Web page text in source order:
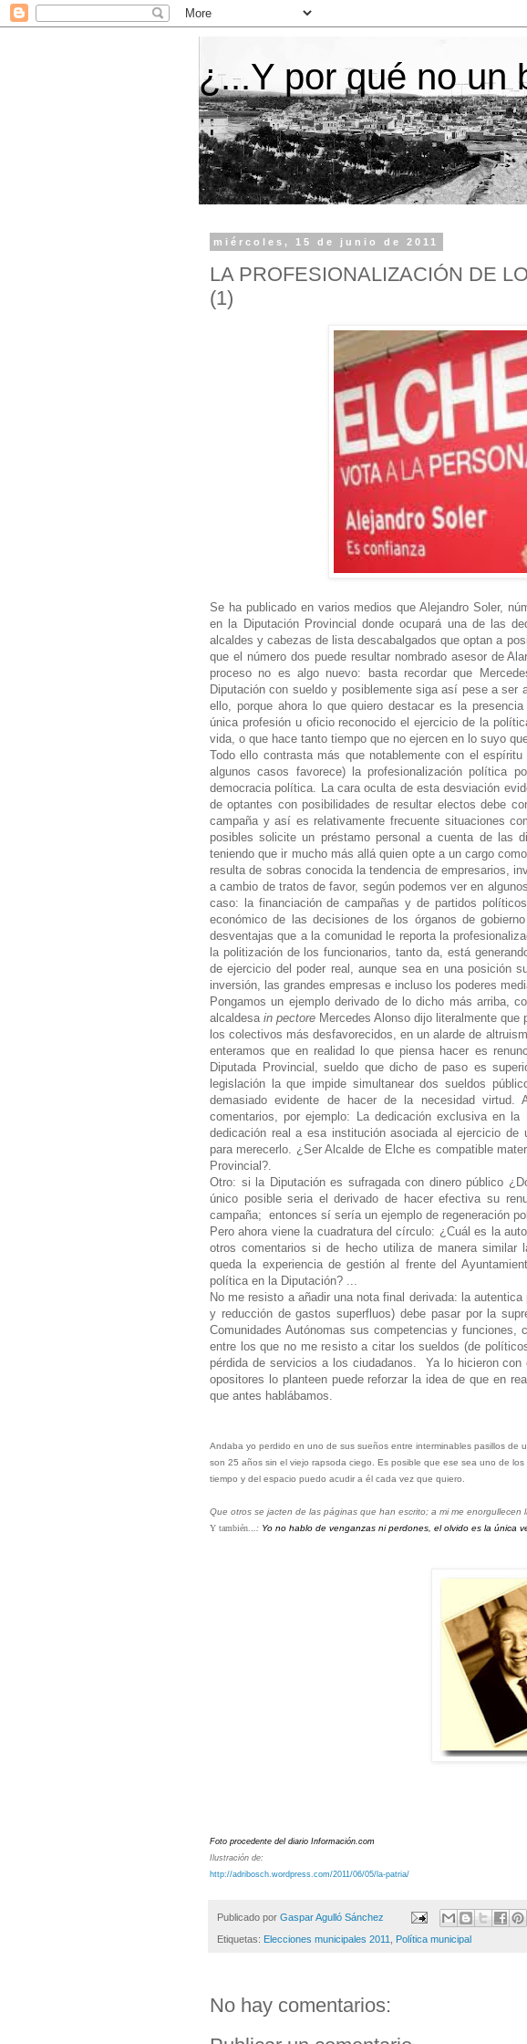
¿...Y por qué no un
miércoles, 15 de junio de 2011
LA PROFESIONALIZACIÓN DE
(1)
Se ha publicado en varios medios que Alejandro Soler,
en la Diputación Provincial donde ocupará una de las
alcaldes y cabezas de lista descabalgados que optan a
que el número dos puede resultar nombrado asesor de
proceso no es algo nuevo: basta recordar que
Diputación con sueldo y posiblemente siga así pese a
ello, porque ahora lo que quiero destacar es la
única profesión u oficio reconocido el ejercicio de la
vida, o que hace tanto tiempo que no ejercen en lo suyo
Todo ello contrasta más que notablemente con el
algunos casos favorece) la profesionalización política
democracia política. La cara oculta de esta desviación
de optantes con posibilidades de resultar electos debe
campaña y así es relativamente frecuente situaciones
posibles solicite un préstamo personal a cuenta de las
teniendo que ir mucho más allá quien opte a un cargo
resulta de sobras conocida la tendencia de empresarios,
a cambio de tratos de favor, según podemos ver en
caso: la financiación de campañas y de partidos
económico de las decisiones de los órganos de
desventajas que a la comunidad le reporta la
la politización de los funcionarios, tanto da, está
de ejercicio del poder real, aunque sea en una posición
inversión, las grandes empresas e incluso los poderes
Pongamos un ejemplo derivado de lo dicho más arriba,
alcaldesain pectore Mercedes Alonso dijo literalmente
los colectivos más desfavorecidos, en un alarde de
enteramos que en realidad lo que piensa hacer es
Diputada Provincial, sueldo que dicho de paso es
legislación la que impide simultanear dos sueldos
demasiado evidente de hacer de la necesidad virtud.
comentarios, por ejemplo: La dedicación exclusiva en
dedicación real a esa institución asociada al ejercicio
para merecerlo. ¿Ser Alcalde de Elche es compatible
Provincial?.
Otro: si la Diputación es sufragada con dinero público
único posible seria el derivado de hacer efectiva su
campaña; entonces sí sería un ejemplo de regeneración
Pero ahora viene la cuadratura del círculo: ¿Cuál es la
otros comentarios si de hecho utiliza de manera similar
queda la experiencia de gestión al frente del
política en la Diputación? ...
No me resisto a añadir una nota final derivada: la
y reducción de gastos superfluos) debe pasar por la
Comunidades Autónomas sus competencias y funciones,
entre los que no me resisto a citar los sueldos (de
pérdida de servicios a los ciudadanos.
Ya lo hicieron con
opositores lo planteen puede reforzar la idea de que en
que antes hablábamos.
Andaba yo perdido en uno de sus sueños entre interminables pasillos de
son 25 años sin el viejo rapsoda ciego. Es posible que ese sea uno de
tiempo y del espacio puedo acudir a él cada vez que quiero.
Que otros se jacten de las páginas que han escrito; a mi me enorgullecen
Y también.
.: Yo no hablo de venganzas ni perdones, el olvido es la única
Foto procedente del diario Información.com
Ilustración de:
http://adribosch.wordpress.com/2011/06/05/la-patria/
Publicado por Gaspar Agulló Sánchez
Etiquetas: Elecciones municipales 2011 Política municipal
No hay comentarios: